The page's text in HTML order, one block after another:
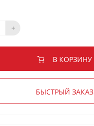
+
В КОРЗИНУ
БЫСТРЫЙ ЗАКАЗ